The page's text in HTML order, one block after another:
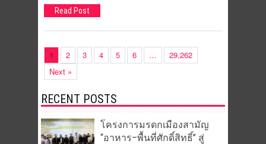
Read Post
1 2 3 4 5 6 …
29,262
Next »
RECENT POSTS
โครงการมรดกเมืองสามัญ
“อาหาร–พื้นที่ศักดิ์สิทธิ์” สู่